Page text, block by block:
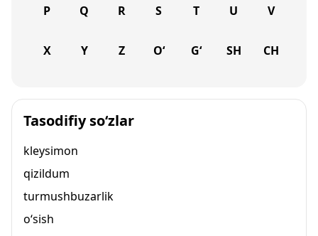
P Q R S T U V
X Y Z O‘ G‘ SH CH
Tasodifiy so‘zlar
kleysimon
qizildum
turmushbuzarlik
o‘sish